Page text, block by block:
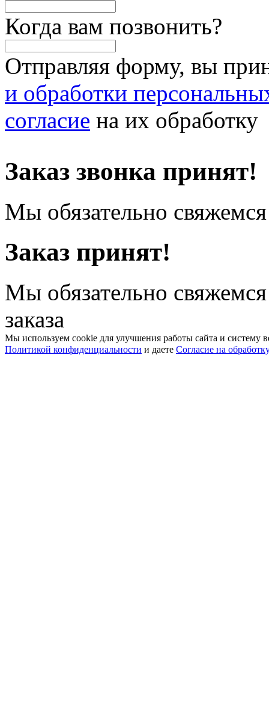
Когда вам позвонить?
Отправляя форму, вы
и обработки
согласие на их обработку
Заказ звонка принят!
Мы обязательно
Заказ принят!
Мы обязательно
заказа
Мы используем cookie для улучшения работы сайта и систему
Политикой конфиденциальности и даете Согласие на